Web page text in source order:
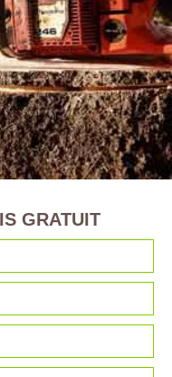
GRATUIT